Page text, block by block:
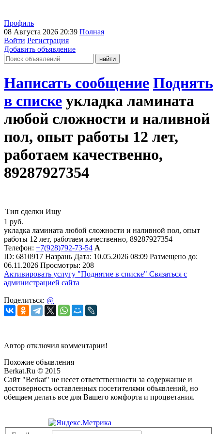
Профиль
08 Августа 2026 20:39 Полная
Войти Регистрация
Добавить объявление
Написать сообщение Поднять
в списке укладка ламината
любой сложности и наливной
пол, опыт работы 12 лет,
работаем качественно,
89287927354
Тип сделки Ищу
1 руб.
укладка ламината любой сложности и наливной пол, опыт
работы 12 лет, работаем качественно, 89287927354
Телефон: +7(928)792-73-54 А
ID: 6810917 Назрань Дата: 10.05.2026 08:09 Размещено до:
06.11.2026 Просмотры: 208
Активировать услугу "Поднятие в списке" Связаться с
администрацией сайта
Поделиться: @
Автор отключил комментарии!
Похожие объявления
Berkat.Ru © 2015
Сайт "Berkat" не несет ответственности за содержание и
достоверность оставленных посетителями объявлений, но
обещаем делать все для Вашего комфорта и процветания.